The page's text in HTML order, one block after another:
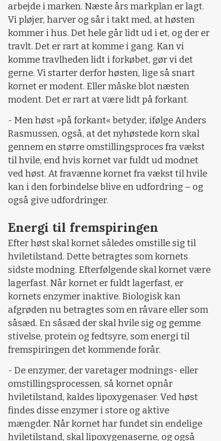
arbejde i marken. Næste års markplan er lagt.
Vi pløjer, harver og sår i takt med, at høsten
kommer i hus. Det hele går lidt ud i et, og der er
travlt. Det er rart at komme i gang. Kan vi
komme travlheden lidt i forkøbet, gør vi det
gerne. Vi starter derfor høsten, lige så snart
kornet er modent. Eller måske blot næsten
modent. Det er rart at være lidt på forkant.
- Men høst »på forkant« betyder, ifølge Anders
Rasmussen, også, at det nyhøstede korn skal
gennem en større omstillingsproces fra vækst
til hvile, end hvis kornet var fuldt ud modnet
ved høst. At fravænne kornet fra vækst til hvile
kan i den forbindelse blive en udfordring – og
også give udfordringer.
Energi til fremspiringen
Efter høst skal kornet således omstille sig til
hviletilstand. Dette betragtes som kornets
sidste modning. Efterfølgende skal kornet være
lagerfast. Når kornet er fuldt lagerfast, er
kornets enzymer inaktive. Biologisk kan
afgrøden nu betragtes som en råvare eller som
såsæd. En såsæd der skal hvile sig og gemme
stivelse, protein og fedtsyre, som energi til
fremspiringen det kommende forår.
- De enzymer, der varetager modnings- eller
omstillingsprocessen, så kornet opnår
hviletilstand, kaldes lipoxygenaser. Ved høst
findes disse enzymer i store og aktive
mængder. Når kornet har fundet sin endelige
hviletilstand, skal lipoxygenaserne, og også